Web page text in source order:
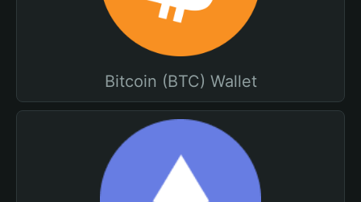
Bitcoin (BTC) Wallet